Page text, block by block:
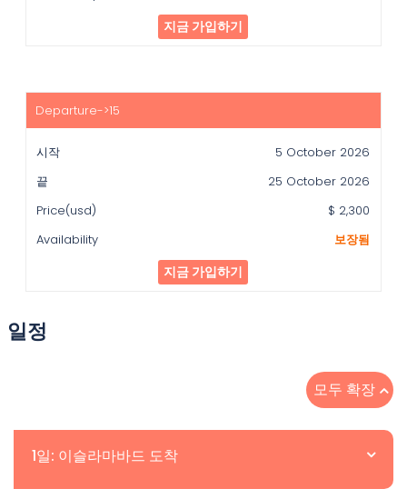
지금 가입하기
5 October 2026
25 October 2026
$ 2,300
보장됨
지금 가입하기
일정
모두 확장
1일: 이슬라마바드 도착